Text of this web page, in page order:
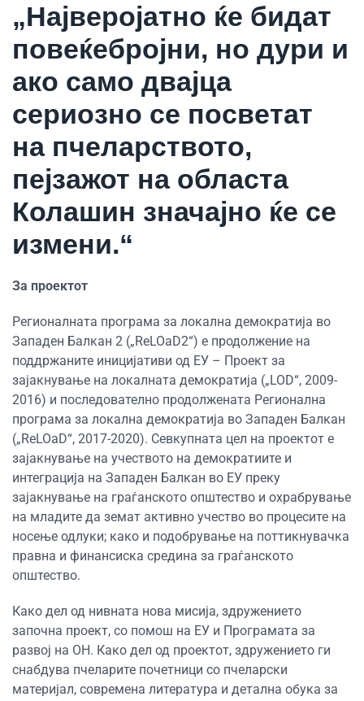
„Најверојатно ќе бидат
повеќебројни, но дури и
ако само двајца
сериозно се посветат
на пчеларството,
пејзажот на областа
Колашин значајно ќе се
измени.“
За проектот
Регионалната програма за локална демократија во
Западен Балкан 2 („ReLOaD2“) е продолжение на
поддржаните иницијативи од ЕУ – Проект за
зајакнување на локалната демократија („LOD“, 2009-
2016) и последователно продолжената Регионална
програма за локална демократија во Западен Балкан
(„ReLOaD“, 2017-2020). Севкупната цел на проектот е
зајакнување на учеството на демократиите и
интеграција на Западен Балкан во ЕУ преку
зајакнување на граѓанското општество и охрабрување
на младите да земат активно учество во процесите на
носење одлуки; како и подобрување на поттикнувачка
правна и финансиска средина за граѓанското
општество.
Како дел од нивната нова мисија, здружението
започна проект, со помош на ЕУ и Програмата за
развој на ОН. Како дел од проектот, здружението ги
снабдува пчеларите почетници со пчеларски
материјал, современа литература и детална обука за